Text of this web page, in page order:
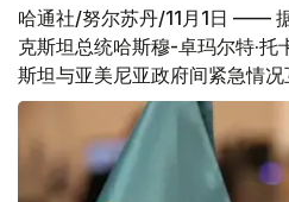
哈通社/努尔苏丹/11月1日 ——
克斯坦总统哈斯穆-卓玛尔特·托
斯坦与亚美尼亚政府间紧急情况